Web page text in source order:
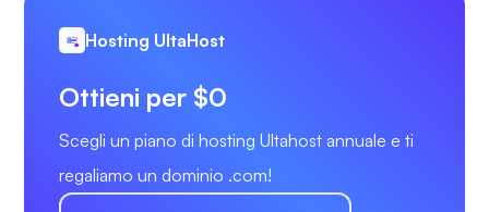
Hosting UltaHost
Ottieni per $0
Scegli un piano di hosting Ultahost annuale e ti
regaliamo un dominio .com!